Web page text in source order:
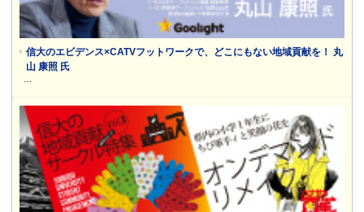
信大のエビデンス×CATVフットワークで、どこにもない地域貢献を！ 丸
山 康照 氏